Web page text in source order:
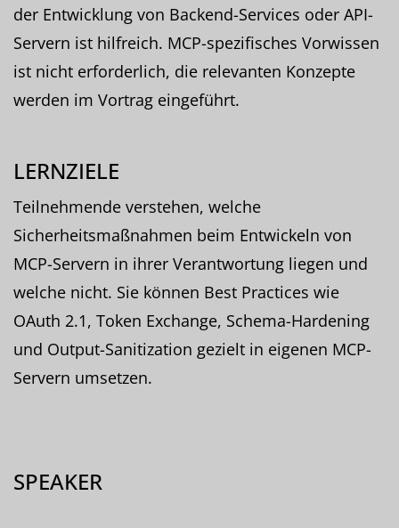
der Entwicklung von Backend-Services oder API-
Servern ist hilfreich. MCP-spezifisches Vorwissen
ist nicht erforderlich, die relevanten Konzepte
werden im Vortrag eingeführt.
LERNZIELE
Teilnehmende verstehen, welche
Sicherheitsmaßnahmen beim Entwickeln von
MCP-Servern in ihrer Verantwortung liegen und
welche nicht. Sie können Best Practices wie
OAuth 2.1, Token Exchange, Schema-Hardening
und Output-Sanitization gezielt in eigenen MCP-
Servern umsetzen.
SPEAKER